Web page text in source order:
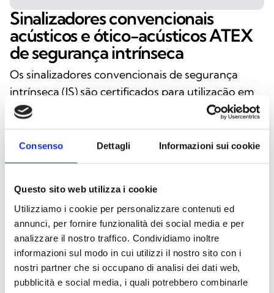
Consenso Dettagli Informazioni sui cookie
Questo sito web utilizza i cookie
Utilizziamo i cookie per personalizzare contenuti ed
annunci, per fornire funzionalità dei social media e per
analizzare il nostro traffico. Condividiamo inoltre
informazioni sul modo in cui utilizzi il nostro sito con i
nostri partner che si occupano di analisi dei dati web,
pubblicità e social media, i quali potrebbero combinarle
Sinalizadores convencionais
acústicos e ótico-acústicos ATEX
de segurança intrínseca
Os sinalizadores convencionais de segurança
intrínseca (IS) são certificados para utilização em
zonas classificadas ATEX nos Grupos I (minas) e II
(superfície), garantindo o máximo nível de
segurança em áreas com risco de explosão.
Disponíveis em versões acústicas e ótico-
com uma barreira Zener ou barreira galvânica
certificada, respeitando os limites elétricos
previstos (Uo: 28 V, Io: 93 mA, Po: 660 mW). Estes
dispositivos são certificados segundo as diretivas
ATEX e IECEx, podendo ser utilizados nas Zonas 0,
1, 2, 20, 21 e 22. São também resistentes ao pó e às